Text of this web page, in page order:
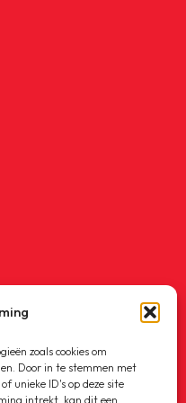
zoals cookies om
Door in te stemmen met
unieke ID's op deze site
intrekt, kan dit een